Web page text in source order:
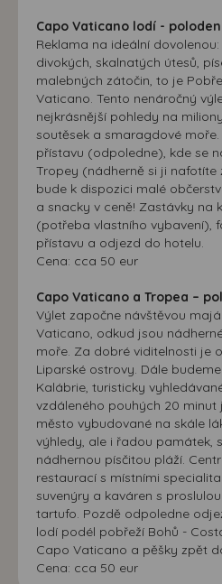
Capo Vaticano lodí -
Reklama na ideální
divokých, skalnatých útesů,
malebných zátočin, to je
Vaticano. Tento nenáročný
nejkrásnější pohledy na
soutěsek a smaragdové
přístavu (odpoledne), kde se
Tropey (nádherně si ji
bude k dispozici malé
a snacky v ceně! Zastávky na
(potřeba vlastního vybavení),
přístavu a odjezd do hotelu.
Cena: cca 50 eur
Capo Vaticano a Tropea –
Výlet započne návštěvou
Vaticano, odkud jsou
moře. Za dobré viditelnosti je
Liparské ostrovy. Dále
Kalábrie, turisticky
vzdáleného pouhých 20 minut
město vybudované na skále
výhledy, ale i řadou památek,
nádhernou písčitou pláží.
restaurací s místními
suvenýry a kaváren s
tartufo. Pozdě odpoledne
lodí podél pobřeží Bohů -
Capo Vaticano a pěšky zpět
Cena: cca 50 eur